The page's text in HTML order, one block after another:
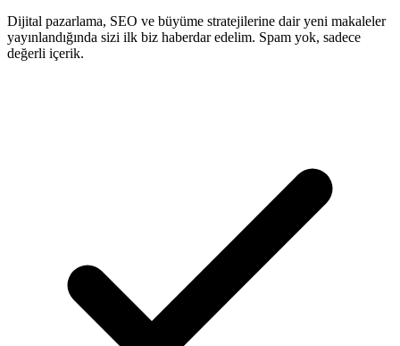
Dijital pazarlama, SEO ve büyüme stratejilerine dair yeni makaleler
yayınlandığında sizi ilk biz haberdar edelim. Spam yok, sadece
değerli içerik.